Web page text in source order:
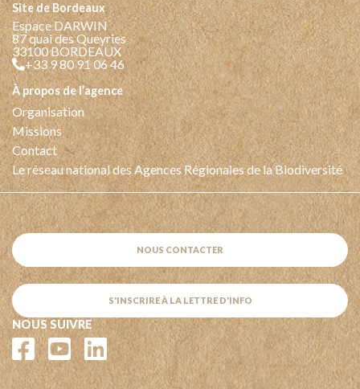
Site de Bordeaux
Espace DARWIN
87 quai des Queyries
33100 BORDEAUX
+33 9 80 91 06 46
à propos de l’agence
Organisation
Missions
Contact
Le réseau national des Agences Régionales de la Biodiversité
NOUS CONTACTER
S'INSCRIRE À LA LETTRE D'INFO
NOUS SUIVRE